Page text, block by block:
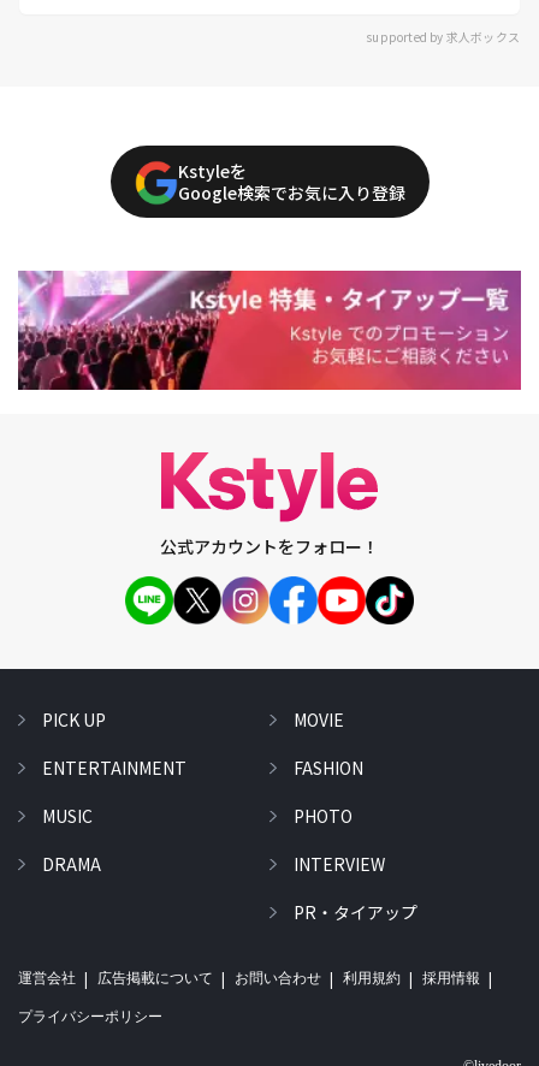
supported by 求人ボックス
Kstyleを
Google検索でお気に入り登録
公式アカウントをフォロー！
PICK UP
ENTERTAINMENT
MUSIC
DRAMA
MOVIE
FASHION
PHOTO
INTERVIEW
PR・タイアップ
運営会社 広告掲載について お問い合わせ 利用規約 採用情報
プライバシーポリシー